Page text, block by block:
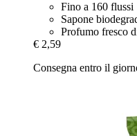
Fino a 160 flussi
Sapone
Profumo fresco
€ 2,59
Consegna entro il